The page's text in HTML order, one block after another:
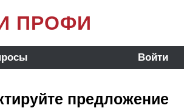
ПРОФИ
Войти
предложение